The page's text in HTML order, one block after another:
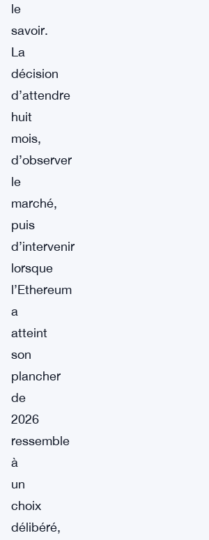
le
savoir.
La
décision
d’attendre
huit
mois,
d’observer
le
marché,
puis
d’intervenir
lorsque
l’Ethereum
a
atteint
son
plancher
de
2026
ressemble
à
un
choix
délibéré,